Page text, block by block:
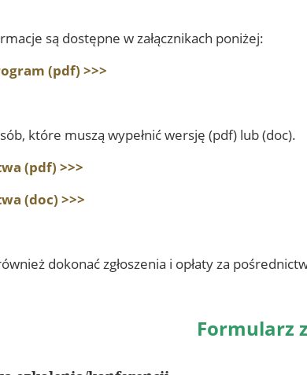
są dostępne w załącznikach poniżej:
(pdf) >>>
które muszą wypełnić wersję (pdf) lub (doc).
(pdf) >>>
(doc) >>>
dokonać zgłoszenia i opłaty za
Formularz